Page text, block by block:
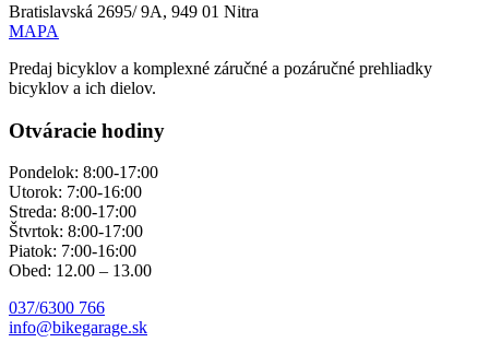
Bratislavská 2695/ 9A, 949 01 Nitra
MAPA
Predaj bicyklov a komplexné záručné a pozáručné prehliadky
bicyklov a ich dielov.
Otváracie hodiny
Pondelok: 8:00-17:00
Utorok: 7:00-16:00
Streda: 8:00-17:00
Štvrtok: 8:00-17:00
Piatok: 7:00-16:00
Obed: 12.00 – 13.00
037/6300 766
info@bikegarage.sk